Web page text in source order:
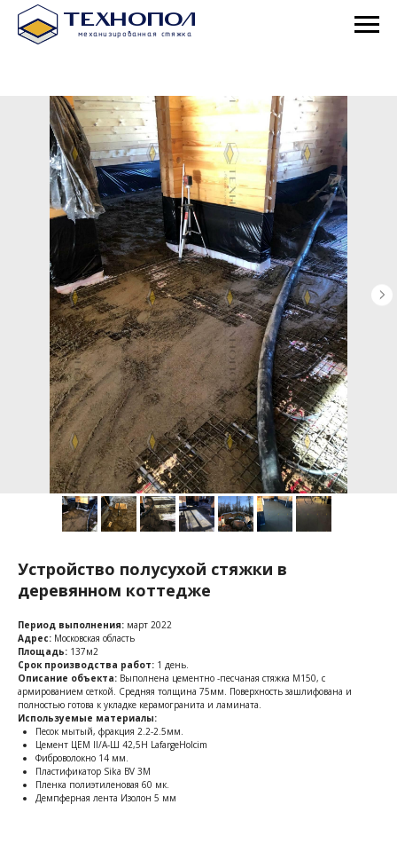
Устройство полусухой стяжки в
деревянном коттедже
Период выполнения: март 2022
Адрес: Московская область
Площадь: 137м2
Срок производства работ: 1 день.
Описание объекта: Выполнена цементно -песчаная стяжка М150, с
армированием сеткой. Средняя толщина 75мм. Поверхность зашлифована и
полностью готова к укладке керамогранита и ламината.
Используемые материалы:
Песок мытый, фракция 2.2-2.5мм.
Цемент ЦЕМ II/A-Ш 42,5Н LafargeHolcim
Фиброволокно 14 мм.
Пластификатор Sika BV 3M
Пленка полиэтиленовая 60 мк.
Демпферная лента Изолон 5 мм